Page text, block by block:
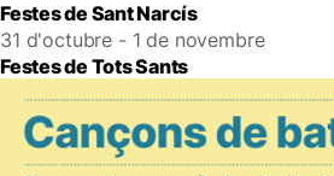
Festes de Sant Narcís
31 d'octubre - 1 de novembre
Festes de Tots Sants